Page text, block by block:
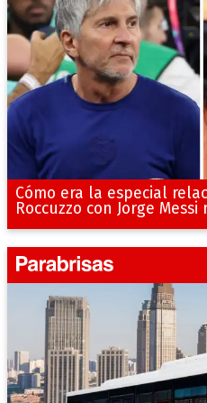
Cómo era la especial
Roccuzzo con Jorge